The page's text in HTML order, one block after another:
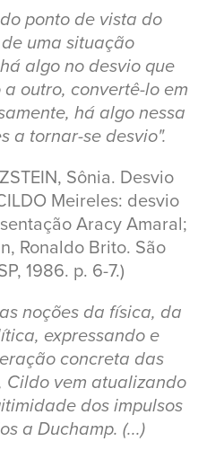
ponto de vista do
uma situação
algo no desvio que
outro, convertê-lo em
há algo nessa
a tornar-se desvio".
Sônia. Desvio
Meireles: desvio
Aracy Amaral;
Ronaldo Brito. São
1986. p. 6-7.)
noções da física, da
expressando e
concreta das
Cildo vem atualizando
dos impulsos
a Duchamp. (...)